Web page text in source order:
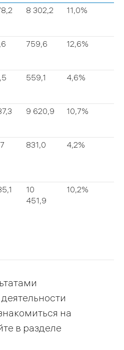
8 302,2 11,0%
759,6 12,6%
559,1 4,6%
9 620,9 10,7%
831,0 4,2%
10
451,9
10,2%
на
в разделе